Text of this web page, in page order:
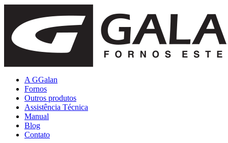
A GGalan
Fornos
Outros produtos
Assistência Técnica
Manual
Blog
Contato